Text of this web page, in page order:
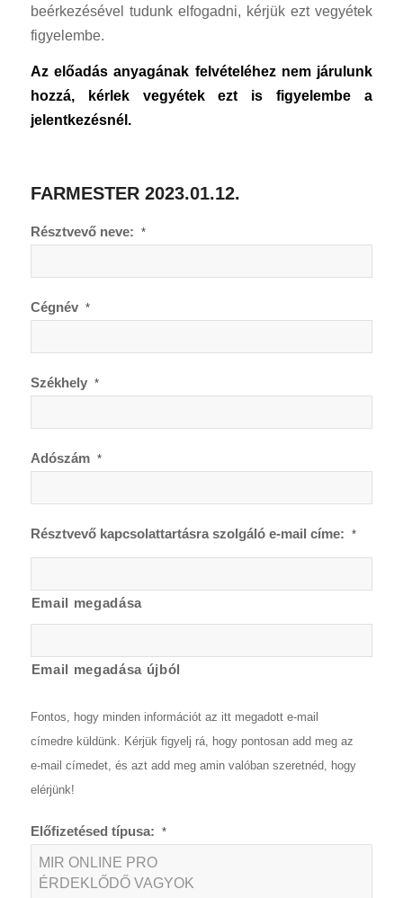
beérkezésével tudunk elfogadni, kérjük ezt vegyétek
figyelembe.
Az előadás anyagának felvételéhez nem járulunk
hozzá, kérlek vegyétek ezt is figyelembe a
jelentkezésnél.
FARMESTER 2023.01.12.
Résztvevő neve: *
Cégnév *
Székhely *
Adószám *
Résztvevő kapcsolattartásra szolgáló e-mail címe: *
Email megadása
Email megadása újból
Fontos, hogy minden információt az itt megadott e-mail
címedre küldünk. Kérjük figyelj rá, hogy pontosan add meg az
e-mail címedet, és azt add meg amin valóban szeretnéd, hogy
elérjünk!
Előfizetésed típusa: *